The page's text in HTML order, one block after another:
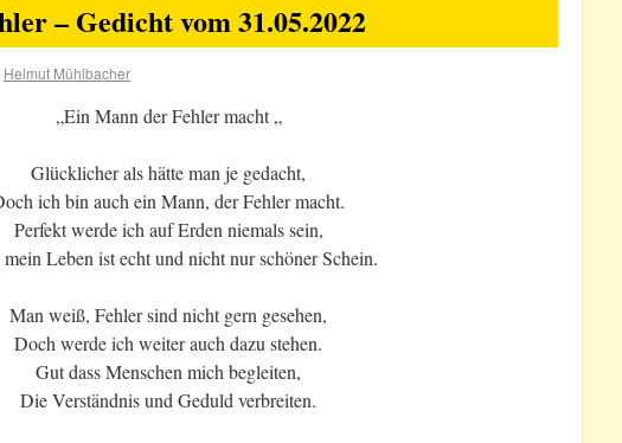
– Gedicht vom 31.05.2022
Helmut Mühlbacher
„Ein Mann der Fehler macht „
Glücklicher als hätte man je gedacht,
ich bin auch ein Mann, der Fehler macht.
Perfekt werde ich auf Erden niemals sein,
Leben ist echt und nicht nur schöner Schein.
Man weiß, Fehler sind nicht gern gesehen,
Doch werde ich weiter auch dazu stehen.
Gut dass Menschen mich begleiten,
Die Verständnis und Geduld verbreiten.